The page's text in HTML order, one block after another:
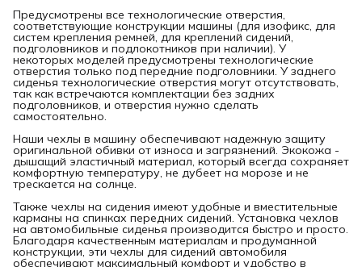
Предусмотрены все технологические отверстия,
соответствующие конструкции машины (для изофикс, для
систем крепления ремней, для креплений сидений,
подголовников и подлокотников при наличии). У
некоторых моделей предусмотрены технологические
отверстия только под передние подголовники. У заднего
сиденья технологические отверстия могут отсутствовать,
так как встречаются комплектации без задних
подголовников, и отверстия нужно сделать
самостоятельно.
Наши чехлы в машину обеспечивают надежную защиту
оригинальной обивки от износа и загрязнений. Экокожа -
дышащий эластичный материал, который всегда сохраняет
комфортную температуру, не дубеет на морозе и не
трескается на солнце.
Также чехлы на сидения имеют удобные и вместительные
карманы на спинках передних сидений. Установка чехлов
на автомобильные сиденья производится быстро и просто.
Благодаря качественным материалам и продуманной
конструкции, эти чехлы для сидений автомобиля
обеспечивают максимальный комфорт и удобство в